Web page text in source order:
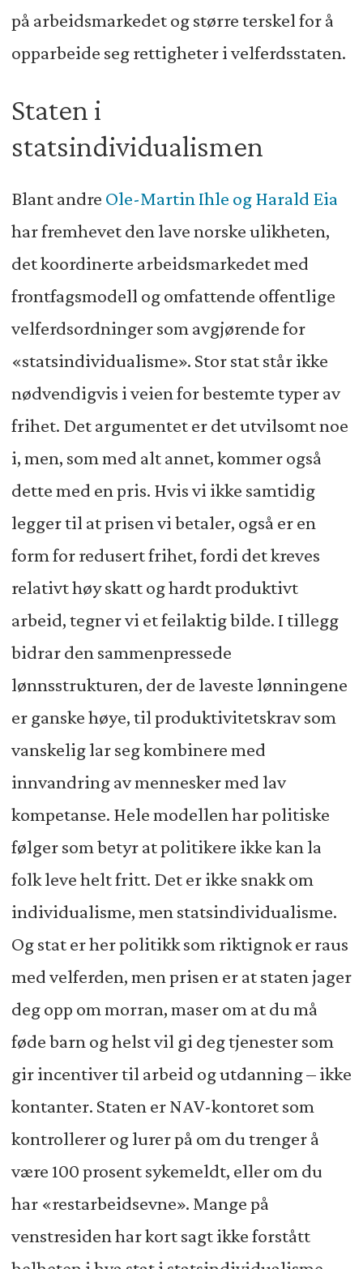
på arbeidsmarkedet og større terskel for å
opparbeide seg rettigheter i velferdsstaten.
Staten i
statsindividualismen
Blant andre Ole-Martin Ihle og Harald Eia
har fremhevet den lave norske ulikheten,
det koordinerte arbeidsmarkedet med
frontfagsmodell og omfattende offentlige
velferdsordninger som avgjørende for
«statsindividualisme». Stor stat står ikke
nødvendigvis i veien for bestemte typer av
frihet. Det argumentet er det utvilsomt noe
i, men, som med alt annet, kommer også
dette med en pris. Hvis vi ikke samtidig
legger til at prisen vi betaler, også er en
form for redusert frihet, fordi det kreves
relativt høy skatt og hardt produktivt
arbeid, tegner vi et feilaktig bilde. I tillegg
bidrar den sammenpressede
lønnsstrukturen, der de laveste lønningene
er ganske høye, til produktivitetskrav som
vanskelig lar seg kombinere med
innvandring av mennesker med lav
kompetanse. Hele modellen har politiske
følger som betyr at politikere ikke kan la
folk leve helt fritt. Det er ikke snakk om
individualisme, men statsindividualisme.
Og stat er her politikk som riktignok er raus
med velferden, men prisen er at staten jager
deg opp om morran, maser om at du må
føde barn og helst vil gi deg tjenester som
gir incentiver til arbeid og utdanning – ikke
kontanter. Staten er NAV-kontoret som
kontrollerer og lurer på om du trenger å
være 100 prosent sykemeldt, eller om du
har «restarbeidsevne». Mange på
venstresiden har kort sagt ikke forstått